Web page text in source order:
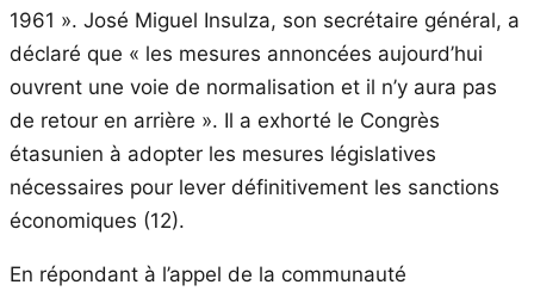
1961 ». José Miguel Insulza, son secrétaire général, a
déclaré que « les mesures annoncées aujourd’hui
ouvrent une voie de normalisation et il n’y aura pas
de retour en arrière ». Il a exhorté le Congrès
étasunien à adopter les mesures législatives
nécessaires pour lever définitivement les sanctions
économiques (12).
En répondant à l’appel de la communauté